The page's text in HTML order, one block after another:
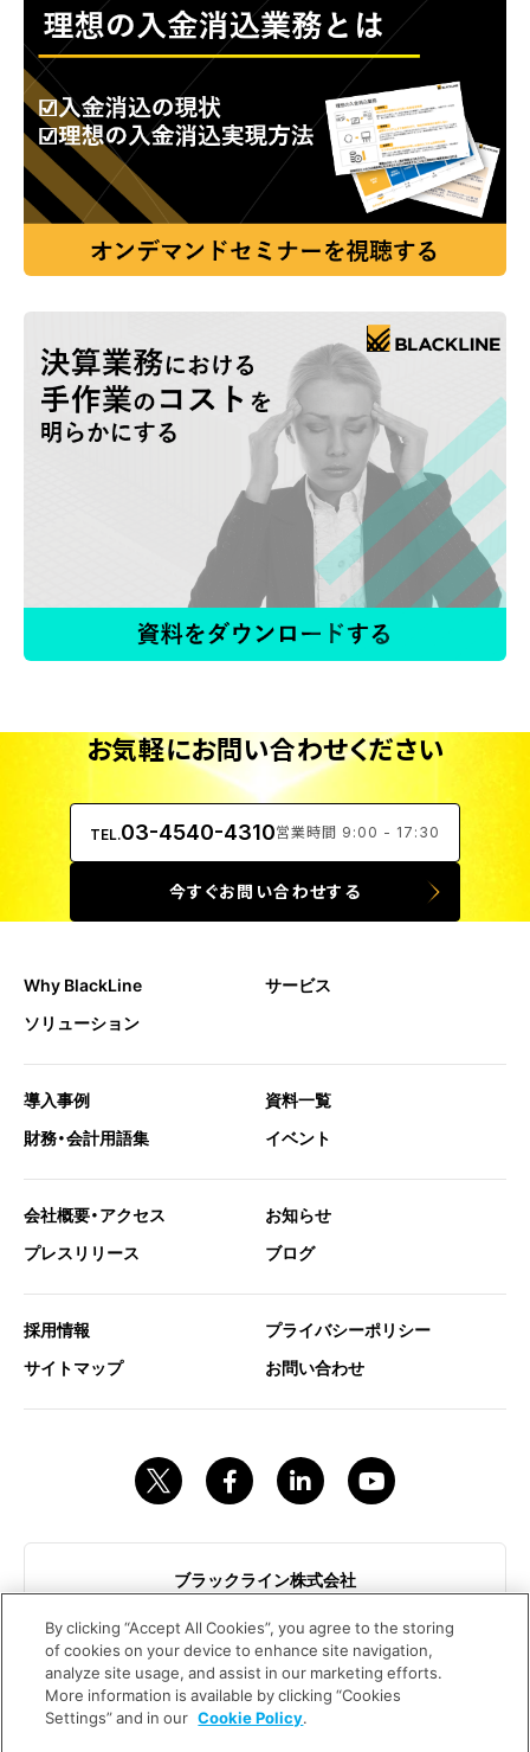
お気軽にお問い合わせください
TEL.03-4540-4310営業時間 9:00 - 17:30
今すぐお問い合わせする
Why BlackLine
サービス
ソリューション
導入事例
資料一覧
財務・会計用語集
イベント
会社概要・アクセス
お知らせ
プレスリリース
ブログ
採用情報
プライバシーポリシー
サイトマップ
お問い合わせ
ブラックライン株式会社
contact@blackline.jp
Trust is in the Balance.™
By clicking “Accept All Cookies”, you agree to the storing
of cookies on your device to enhance site navigation,
analyze site usage, and assist in our marketing efforts.
More information is available by clicking “Cookies
Settings” and in our Cookie Policy.